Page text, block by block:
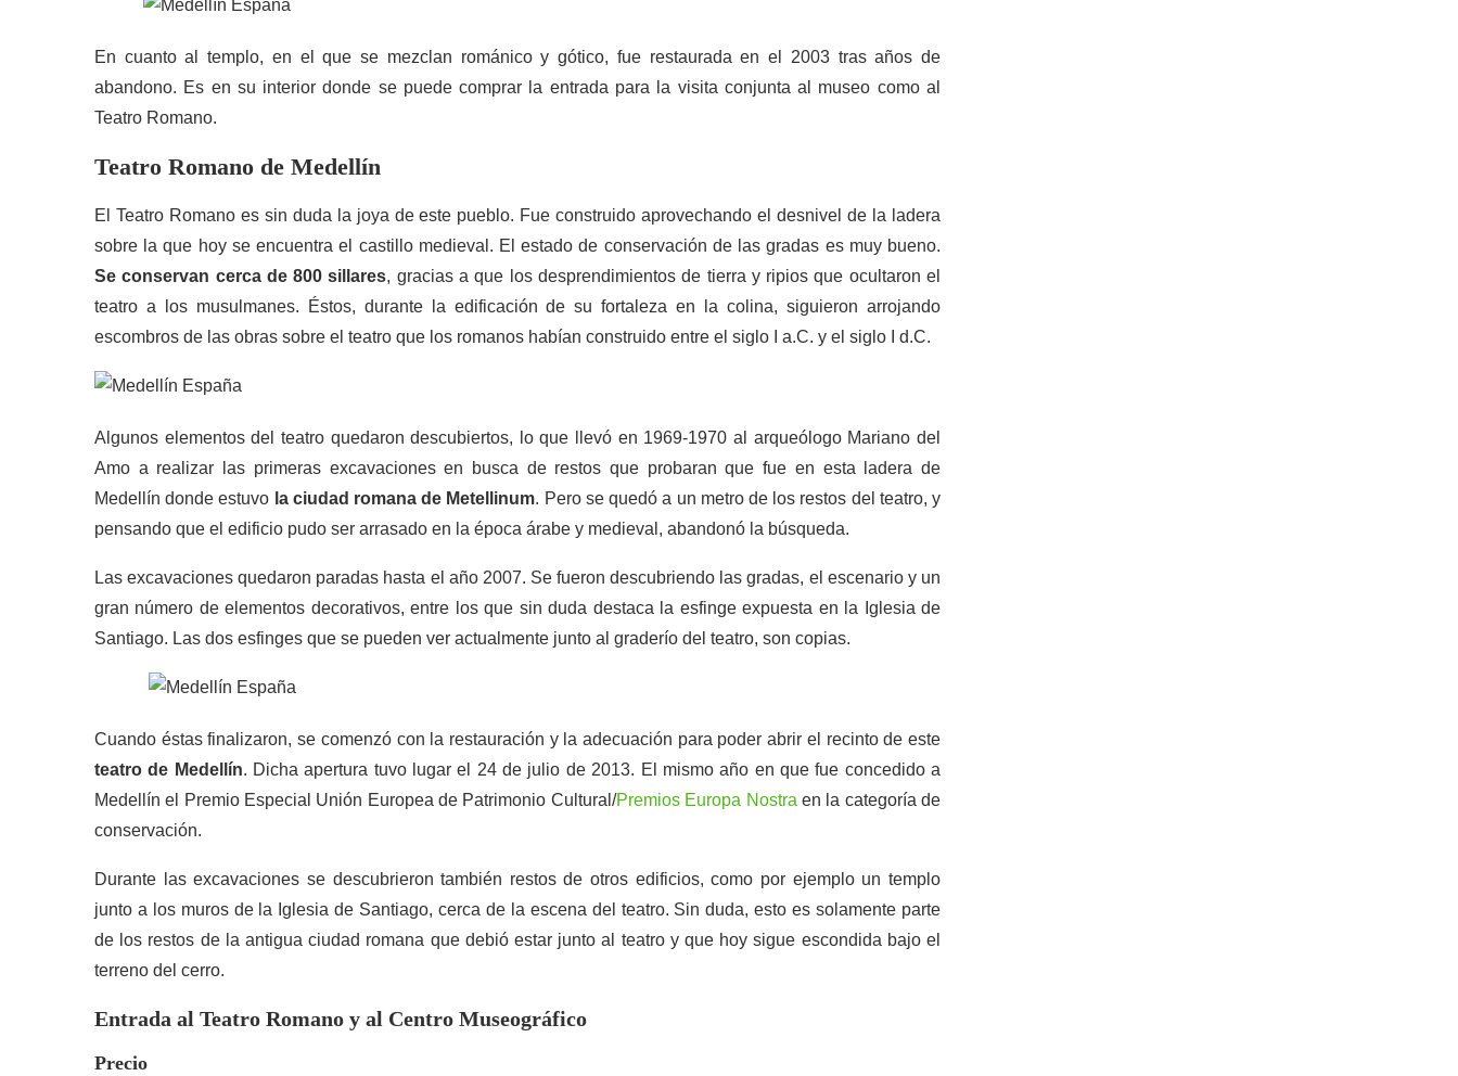
En cuanto al templo, en el que se mezclan románico y gótico, fue restaurada en el 2003 tras años de
abandono. Es en su interior donde se puede comprar la entrada para la visita conjunta al museo como al
Teatro Romano.
Teatro Romano de Medellín
El Teatro Romano es sin duda la joya de este pueblo. Fue construido aprovechando el desnivel de la ladera
sobre la que hoy se encuentra el castillo medieval. El estado de conservación de las gradas es muy bueno.
Se conservan cerca de 800 sillares, gracias a que los desprendimientos de tierra y ripios que ocultaron el
teatro a los musulmanes. Éstos, durante la edificación de su fortaleza en la colina, siguieron arrojando
escombros de las obras sobre el teatro que los romanos habían construido entre el siglo I a.C. y el siglo I d.C.
Algunos elementos del teatro quedaron descubiertos, lo que llevó en 1969-1970 al arqueólogo Mariano del
Amo a realizar las primeras excavaciones en busca de restos que probaran que fue en esta ladera de
Medellín donde estuvo la ciudad romana de Metellinum. Pero se quedó a un metro de los restos del teatro, y
pensando que el edificio pudo ser arrasado en la época árabe y medieval, abandonó la búsqueda.
Las excavaciones quedaron paradas hasta el año 2007. Se fueron descubriendo las gradas, el escenario y un
gran número de elementos decorativos, entre los que sin duda destaca la esfinge expuesta en la Iglesia de
Santiago. Las dos esfinges que se pueden ver actualmente junto al graderío del teatro, son copias.
Cuando éstas finalizaron, se comenzó con la restauración y la adecuación para poder abrir el recinto de este
teatro de Medellín. Dicha apertura tuvo lugar el 24 de julio de 2013. El mismo año en que fue concedido a
Medellín el Premio Especial Unión Europea de Patrimonio Cultural/Premios Europa Nostra en la categoría de
conservación.
Durante las excavaciones se descubrieron también restos de otros edificios, como por ejemplo un templo
junto a los muros de la Iglesia de Santiago, cerca de la escena del teatro. Sin duda, esto es solamente parte
de los restos de la antigua ciudad romana que debió estar junto al teatro y que hoy sigue escondida bajo el
terreno del cerro.
Entrada al Teatro Romano y al Centro Museográfico
Precio